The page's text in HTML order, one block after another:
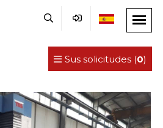
Sus solicitudes (0)